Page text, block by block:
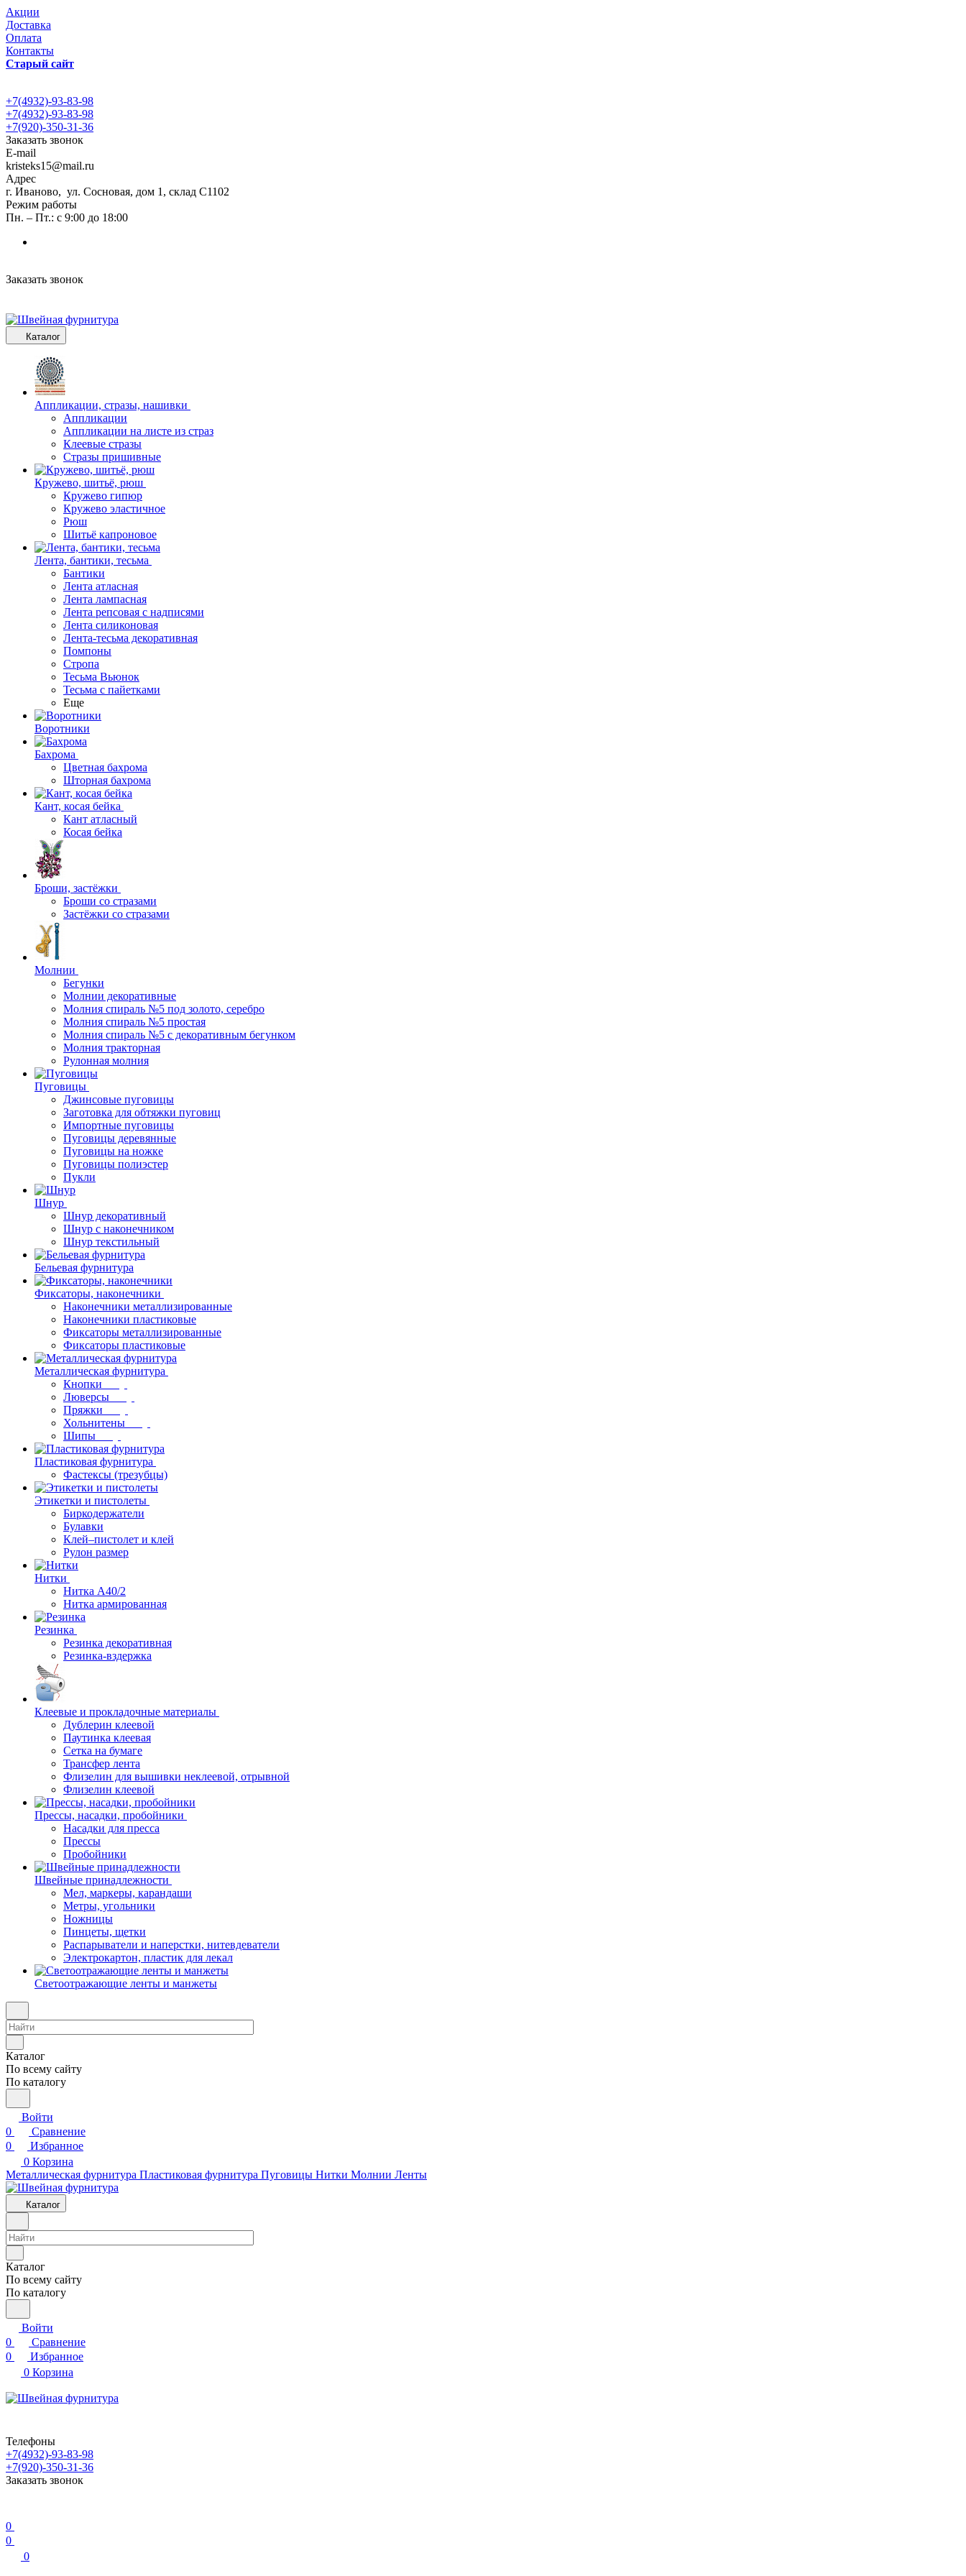
Акции
Доставка
Оплата
Контакты
Старый сайт
+7(4932)-93-83-98
+7(4932)-93-83-98
+7(920)-350-31-36
Заказать звонок
E-mail
kristeks15@mail.ru
Адрес
г. Иваново, ул. Сосновая, дом 1, склад С1102
Режим работы
Пн. – Пт.: с 9:00 до 18:00
Заказать звонок
Каталог
Аппликации, стразы, нашивки
Аппликации
Аппликации на листе из страз
Клеевые стразы
Стразы пришивные
Кружево, шитьё, рюш
Кружево гипюр
Кружево эластичное
Рюш
Шитьё капроновое
Лента, бантики, тесьма
Бантики
Лента атласная
Лента лампасная
Лента репсовая с надписями
Лента силиконовая
Лента-тесьма декоративная
Помпоны
Стропа
Тесьма Вьюнок
Тесьма с пайетками
Еще
Воротники
Бахрома
Цветная бахрома
Шторная бахрома
Кант, косая бейка
Кант атласный
Косая бейка
Броши, застёжки
Броши со стразами
Застёжки со стразами
Молнии
Бегунки
Молнии декоративные
Молния спираль №5 под золото, серебро
Молния спираль №5 простая
Молния спираль №5 с декоративным бегунком
Молния тракторная
Рулонная молния
Пуговицы
Джинсовые пуговицы
Заготовка для обтяжки пуговиц
Импортные пуговицы
Пуговицы деревянные
Пуговицы на ножке
Пуговицы полиэстер
Пукли
Шнур
Шнур декоративный
Шнур с наконечником
Шнур текстильный
Бельевая фурнитура
Фиксаторы, наконечники
Наконечники металлизированные
Наконечники пластиковые
Фиксаторы металлизированные
Фиксаторы пластиковые
Металлическая фурнитура
Кнопки
Люверсы
Пряжки
Хольнитены
Шипы
Пластиковая фурнитура
Фастексы (трезубцы)
Этикетки и пистолеты
Биркодержатели
Булавки
Клей–пистолет и клей
Рулон размер
Нитки
Нитка А40/2
Нитка армированная
Резинка
Резинка декоративная
Резинка-вздержка
Клеевые и прокладочные материалы
Дублерин клеевой
Паутинка клеевая
Сетка на бумаге
Трансфер лента
Флизелин для вышивки неклеевой, отрывной
Флизелин клеевой
Прессы, насадки, пробойники
Насадки для пресса
Прессы
Пробойники
Швейные принадлежности
Мел, маркеры, карандаши
Метры, угольники
Ножницы
Пинцеты, щетки
Распарыватели и наперстки, нитевдеватели
Электрокартон, пластик для лекал
Светоотражающие ленты и манжеты
Каталог
По всему сайту
По каталогу
Войти
0
Сравнение
0
Избранное
0 Корзина
Металлическая фурнитура Пластиковая фурнитура Пуговицы Нитки Молнии Ленты
Каталог
Каталог
По всему сайту
По каталогу
Войти
0
Сравнение
0
Избранное
0 Корзина
Телефоны
+7(4932)-93-83-98
+7(920)-350-31-36
Заказать звонок
0
0
0